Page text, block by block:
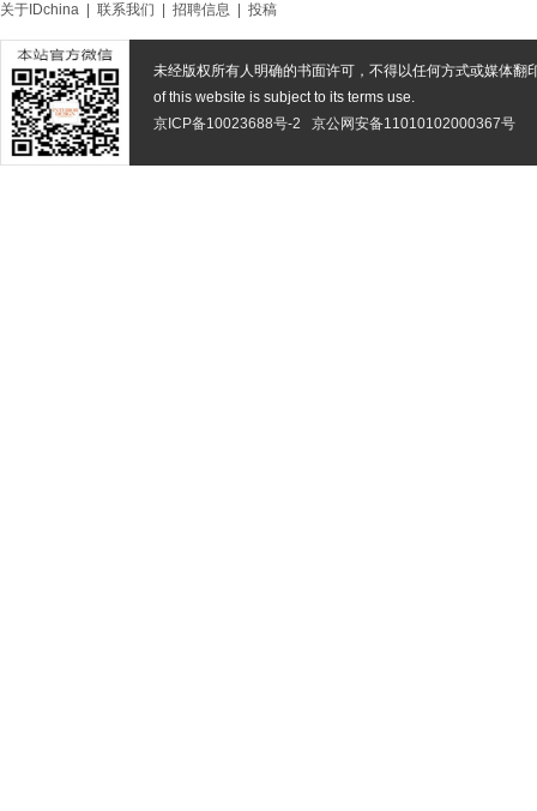
关于IDchina 联系我们 招聘信息 投稿
未经版权所有人明确的书面许可，不得以任何方式或媒体翻
of this website is subject to its terms use.
京ICP备10023688号-2
京公网安备11010102000367号